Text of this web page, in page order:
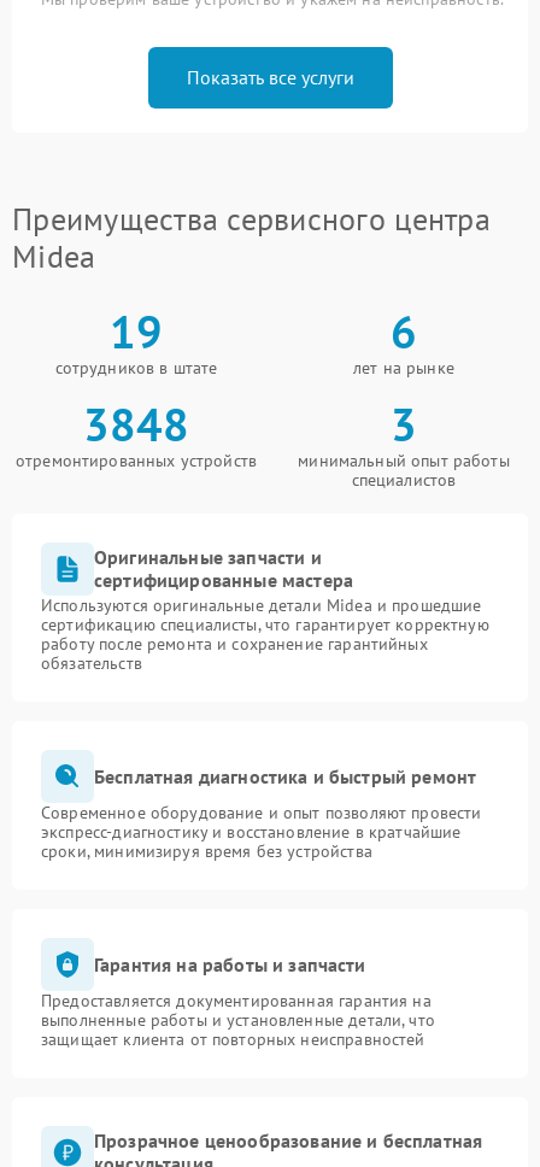
Показать все услуги
Преимущества сервисного центра
Midea
19
сотрудников в штате
6
лет на рынке
3848
отремонтированных устройств
3
минимальный опыт работы
специалистов
Оригинальные запчасти и
сертифицированные мастера
Используются оригинальные детали Midea и прошедшие
сертификацию специалисты, что гарантирует корректную
работу после ремонта и сохранение гарантийных
обязательств
Бесплатная диагностика и быстрый ремонт
Современное оборудование и опыт позволяют провести
экспресс-диагностику и восстановление в кратчайшие
сроки, минимизируя время без устройства
Гарантия на работы и запчасти
Предоставляется документированная гарантия на
выполненные работы и установленные детали, что
защищает клиента от повторных неисправностей
Прозрачное ценообразование и бесплатная